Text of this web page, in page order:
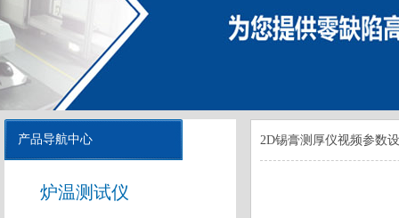
产品导航中心
炉温测试仪
2D锡膏测厚仪视频参数